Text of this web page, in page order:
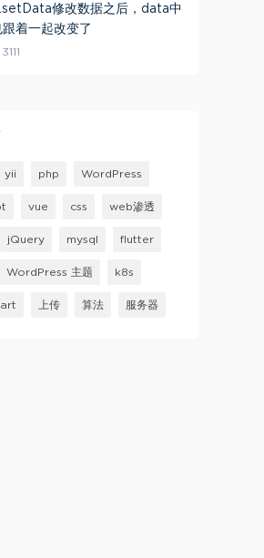
修改数据之后，data中
着一起改变了
3111
yii php WordPress
vue css web渗透
jQuery mysql flutter
WordPress 主题 k8s
上传 算法 服务器